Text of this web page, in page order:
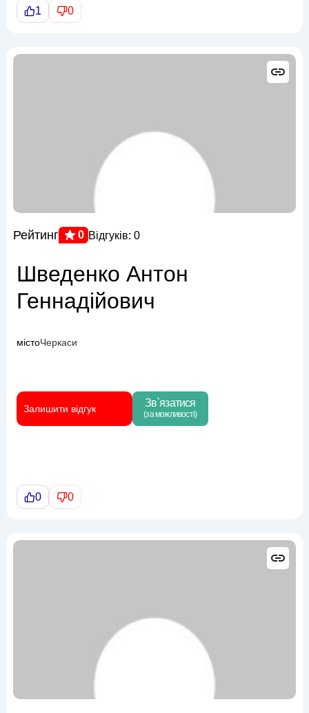
1 0
Рейтинг 0 Відгуків: 0
Шведенко Антон
Геннадійович
містоЧеркаси
Залишити відгук Зв`язатися
(за можливості)
0 0